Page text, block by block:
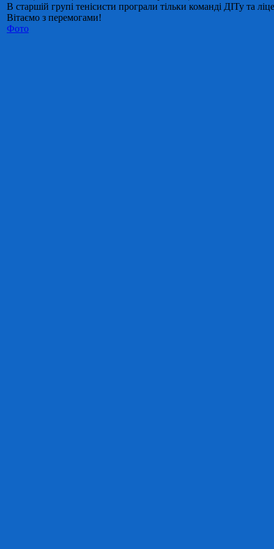
В старшій групі тенісисти програли тільки команді ДІТу та
Вітаємо з перемогами!
Фото